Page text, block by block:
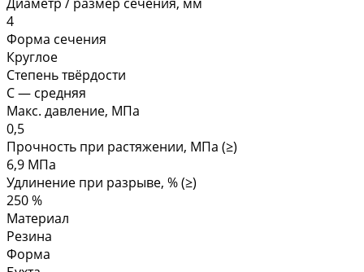
4
Форма сечения
Круглое
Степень твёрдости
С — средняя
Макс. давление, МПа
0,5
Прочность при растяжении, МПа (≥)
6,9 МПа
Удлинение при разрыве, % (≥)
250 %
Материал
Резина
Форма